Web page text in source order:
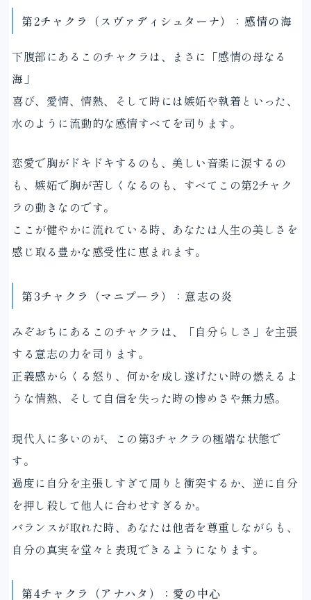
第2チャクラ（スヴァディシュターナ）：感情の海
下腹部にあるこのチャクラは、まさに「感情の母なる
海」
喜び、愛情、情熱、そして時には嫉妬や執着といった、
水のように流動的な感情すべてを司ります。
恋愛で胸がドキドキするのも、美しい音楽に涙するの
も、嫉妬で胸が苦しくなるのも、すべてこの第2チャク
ラの動きなのです。
ここが健やかに流れている時、あなたは人生の美しさを
感じ取る豊かな感受性に恵まれます。
第3チャクラ（マニプーラ）：意志の炎
みぞおちにあるこのチャクラは、「自分らしさ」を主張
する意志の力を司ります。
正義感からくる怒り、何かを成し遂げたい時の燃えるよ
うな情熱、そして自信を失った時の惨めさや無力感。
現代人に多いのが、この第3チャクラの極端な状態で
す。
過度に自分を主張しすぎて周りと衝突するか、逆に自分
を押し殺して他人に合わせすぎるか。
バランスが取れた時、あなたは他者を尊重しながらも、
自分の真実を堂々と表現できるようになります。
第4チャクラ（アナハタ）：愛の中心